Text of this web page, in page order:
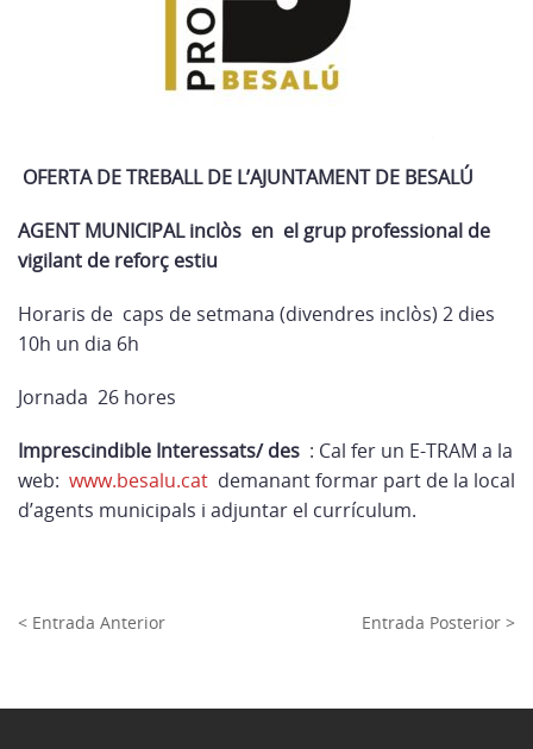
OFERTA DE TREBALL DE L’AJUNTAMENT DE BESALÚ
AGENT MUNICIPAL inclòs en el grup professional de
vigilant de reforç estiu
Horaris de caps de setmana (divendres inclòs) 2 dies
10h un dia 6h
Jornada 26 hores
Imprescindible Interessats/ des : Cal fer un E-TRAM a la
web: www.besalu.cat demanant formar part de la local
d’agents municipals i adjuntar el currículum.
< Entrada Anterior Entrada Posterior >